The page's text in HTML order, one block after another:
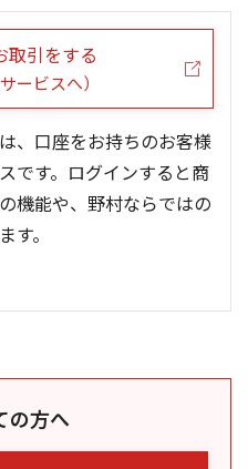
平均 出来高(百万)
動平均 出来高(百万)
取引をする
ービスへ）
、口座をお持ちのお客様
です。ログインすると商
機能や、野村ならではの
す。
の方へ